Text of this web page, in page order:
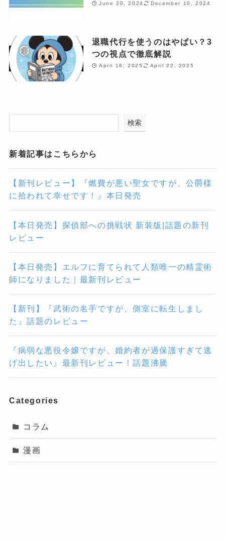
June 20, 2024 December 10, 2024
退職代行を使うのはやばい？3
つの視点で徹底解説
April 16, 2025 April 22, 2025
検索
新着記事はこちらから
【新刊レビュー】『燃費が悪い聖女ですが、公爵様
に拾われて幸せです！』本日発売
【本日発売】探偵部への挑戦状 新装版|話題の新刊
レビュー
【本日発売】エルフに育てられて人類唯一の精霊術
師になりました｜最新刊レビュー
【新刊】『武術の名手ですが、側室に転生しまし
た』話題のレビュー
『病弱な悪役令嬢ですが、婚約者が過保護すぎて逃
げ出したい』最新刊レビュー！話題沸騰
Categories
コラム
漫画